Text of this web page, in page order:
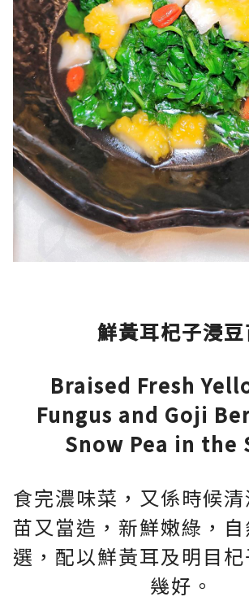
鮮黃耳杞子浸豆
Braised Fresh
Fungus and Goji
Snow Pea in the
食完濃味菜，又係時候
苗又當造，新鮮嫩綠，
選，配以鮮黃耳及明目
幾好。